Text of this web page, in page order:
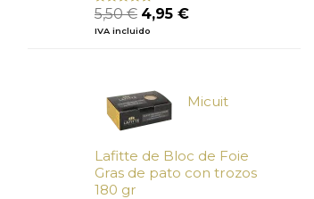
Valorado
con
de 5
5,50€ El
precio
4,95 €El
IVA incluido
Micuit
Lafitte de Bloc de Foie
Gras de pato con trozos
180 gr